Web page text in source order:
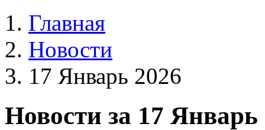
Главная
Новости
17 Январь 2026
Новости за 17 Январь